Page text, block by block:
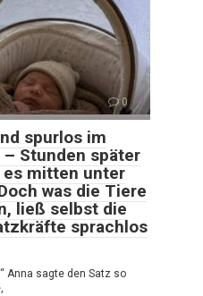
0
spurlos im
Stunden später
mitten unter
was die Tiere
ließ selbst die
sprachlos
Anna sagte den Satz so